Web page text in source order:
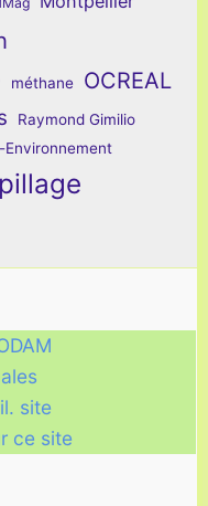
méthane OCREAL
Raymond Gimilio
Environnement
site
ce site